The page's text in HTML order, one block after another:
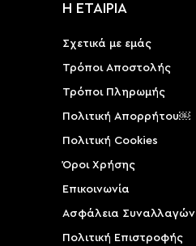
Η ΕΤΑΙΡΙΑ
Σχετικά με εμάς
Τρόποι Αποστολής
Τρόποι Πληρωμής
Πολιτική Απορρήτου￼
Πολιτική Cookies
Όροι Χρήσης
Επικοινωνία
Ασφάλεια Συναλλαγών
Πολιτική Επιστροφής